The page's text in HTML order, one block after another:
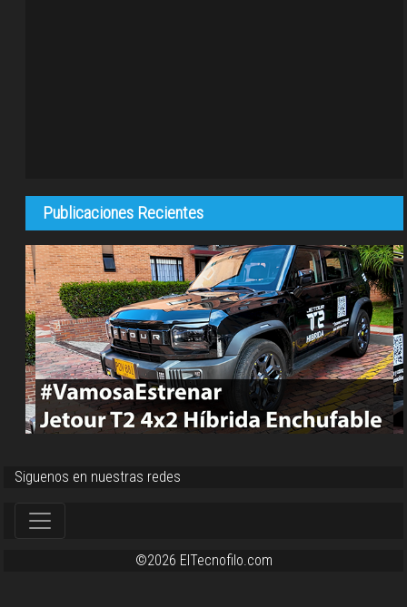
Publicaciones Recientes
Siguenos en nuestras redes
©2026 ElTecnofilo.com